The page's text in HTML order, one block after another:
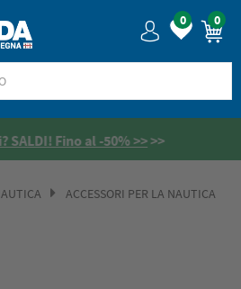
0 0
Fino al -50% >>>>
ACCESSORI PER LA NAUTICA